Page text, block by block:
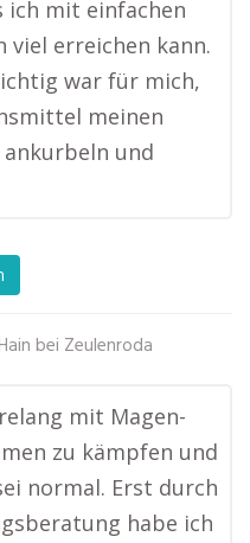
ich mit einfachen
viel erreichen kann.
war für mich,
meinen
und
bei Zeulenroda
mit Magen-
zu kämpfen und
normal. Erst durch
habe ich